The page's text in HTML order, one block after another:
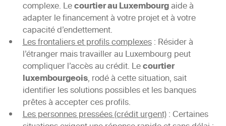
complexe. Lecourtier au Luxembourgaide à
adapter le financement à votre projet et à votre
capacité d’endettement.
Les frontaliers et profils complexes: Résider à
l’étranger mais travailler au Luxembourg peut
compliquer l’accès au crédit. Lecourtier
luxembourgeois, rodé à cette situation, sait
identifier les solutions possibles et les banques
prêtes à accepter ces profils.
Les personnes pressées (crédit urgent): Certaines